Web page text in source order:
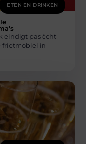
ETEN EN DRINKEN
eindigt pas écht
frietmobiel in